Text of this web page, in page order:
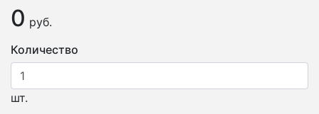
0 руб.
Количество
шт.